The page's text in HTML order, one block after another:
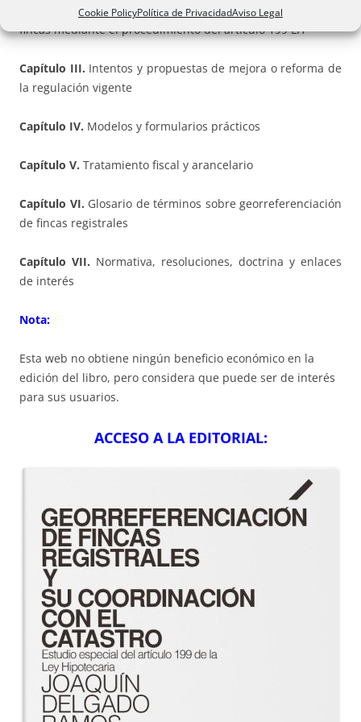
Cookie PolicyPolítica de PrivacidadAviso Legal
Capítulo II.Estudio especial de la georreferenciación de
fincas mediante el procedimiento del artículo 199 LH
Capítulo III. Intentos y propuestas de mejora o reforma de
la regulación vigente
Capítulo IV. Modelos y formularios prácticos
Capítulo V. Tratamiento fiscal y arancelario
Capítulo VI. Glosario de términos sobre georreferenciación
de fincas registrales
Capítulo VII. Normativa, resoluciones, doctrina y enlaces
de interés
Nota:
Esta web no obtiene ningún beneficio económico en la
edición del libro, pero considera que puede ser de interés
para sus usuarios.
ACCESO A LA EDITORIAL: